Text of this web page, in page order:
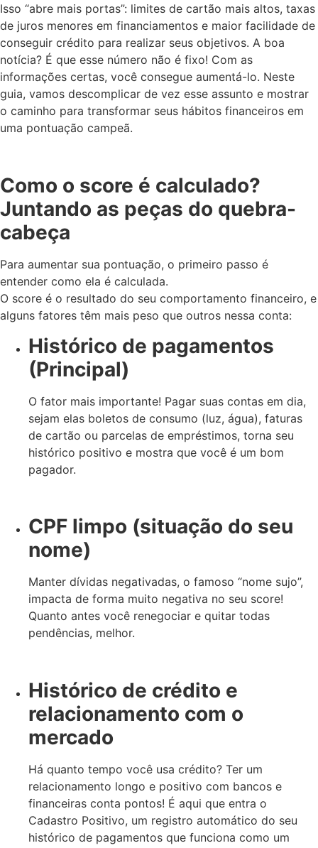
Isso “abre mais portas”: limites de cartão mais altos, taxas
de juros menores em financiamentos e maior facilidade de
conseguir crédito para realizar seus objetivos. A boa
notícia? É que esse número não é fixo! Com as
informações certas, você consegue aumentá-lo. Neste
guia, vamos descomplicar de vez esse assunto e mostrar
o caminho para transformar seus hábitos financeiros em
uma pontuação campeã.
Como o score é calculado?
Juntando as peças do quebra-
cabeça
Para aumentar sua pontuação, o primeiro passo é
entender como ela é calculada.
O score é o resultado do seu comportamento financeiro, e
alguns fatores têm mais peso que outros nessa conta:
Histórico de pagamentos
(Principal)
O fator mais importante! Pagar suas contas em dia,
sejam elas boletos de consumo (luz, água), faturas
de cartão ou parcelas de empréstimos, torna seu
histórico positivo e mostra que você é um bom
pagador.
CPF limpo (situação do seu
nome)
Manter dívidas negativadas, o famoso “nome sujo”,
impacta de forma muito negativa no seu score!
Quanto antes você renegociar e quitar todas
pendências, melhor.
Histórico de crédito e
relacionamento com o
mercado
Há quanto tempo você usa crédito? Ter um
relacionamento longo e positivo com bancos e
financeiras conta pontos! É aqui que entra o
Cadastro Positivo, um registro automático do seu
histórico de pagamentos que funciona como um